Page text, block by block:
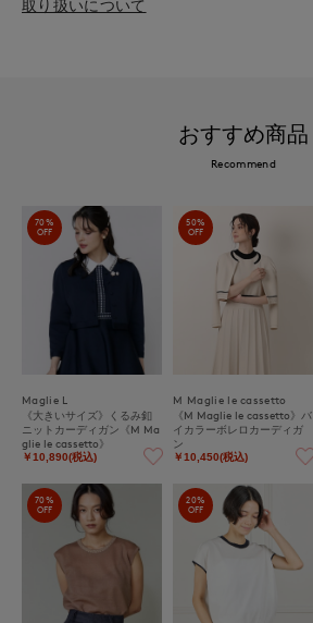
取り扱いについて
おすすめ商品
Recommend
70%
OFF
Maglie L
《大きいサイズ》くるみ釦
ニットカーディガン《M Ma
glie le cassetto》
￥10,890(税込)
50%
OFF
M Maglie le cassetto
《M Maglie le cassetto》バ
イカラーボレロカーディガ
ン
￥10,450(税込)
70%
OFF
20%
OFF